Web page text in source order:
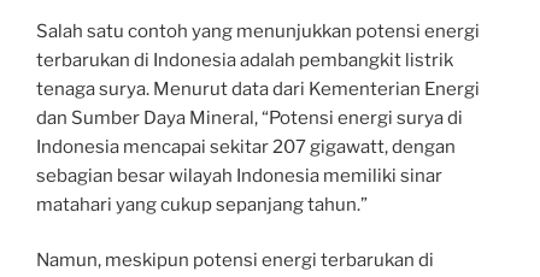
Salah satu contoh yang menunjukkan potensi energi
terbarukan di Indonesia adalah pembangkit listrik
tenaga surya. Menurut data dari Kementerian Energi
dan Sumber Daya Mineral, “Potensi energi surya di
Indonesia mencapai sekitar 207 gigawatt, dengan
sebagian besar wilayah Indonesia memiliki sinar
matahari yang cukup sepanjang tahun.”
Namun, meskipun potensi energi terbarukan di